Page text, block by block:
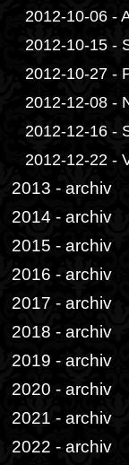
2012-10-06 -
2012-10-15 -
2012-10-27 -
2012-12-08 -
2012-12-16 -
2012-12-22 -
2013 - archiv
2014 - archiv
2015 - archiv
2016 - archiv
2017 - archiv
2018 - archiv
2019 - archiv
2020 - archiv
2021 - archiv
2022 - archiv